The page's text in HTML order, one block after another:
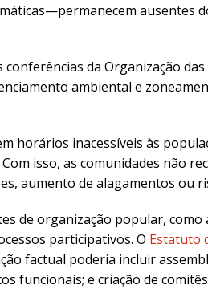
ausentes
da Organização
ambiental e
horários inacessíveis às
isso, as comunidades não
aumento de alagamentos ou
de organização popular, como
participativos. O Estatuto
factual poderia incluir
funcionais; e criação de